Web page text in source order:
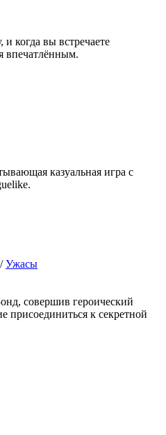
когда вы встречаете
впечатлённым.
казуальная игра с
/Ужасы
совершив героический
присоединиться к секретной